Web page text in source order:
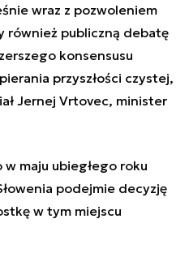
wraz z pozwoleniem
również publiczną debatę
konsensusu
przyszłości czystej,
Jernej Vrtovec, minister
maju ubiegłego roku
podejmie decyzję
w tym miejscu